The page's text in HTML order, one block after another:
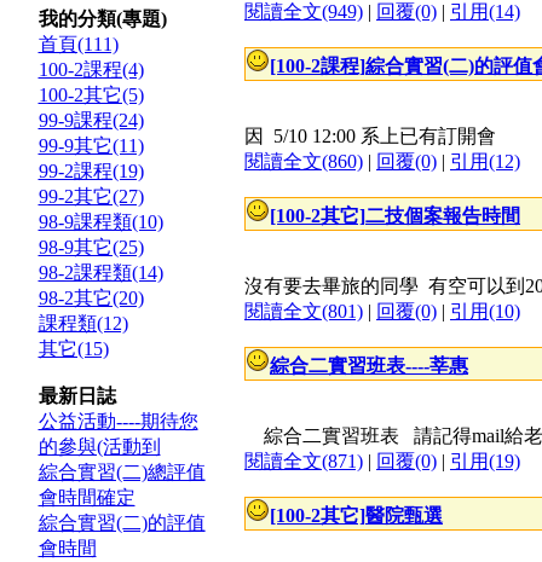
我的分類(專題)
首頁(111)
100-2課程(4)
100-2其它(5)
99-9課程(24)
99-9其它(11)
99-2課程(19)
99-2其它(27)
98-9課程類(10)
98-9其它(25)
98-2課程類(14)
98-2其它(20)
課程類(12)
其它(15)
最新日誌
公益活動----期待您
的參與(活動到
綜合實習(二)總評值
會時間確定
綜合實習(二)的評值
會時間
閱讀全文(949) | 回覆(0) | 引用(14)
[100-2課程]綜合實習(二)的評值
因 5/10 12:00 系上已有訂開會
閱讀全文(860) | 回覆(0) | 引用(12)
[100-2其它]二技個案報告時間
沒有要去畢旅的同學 有空可以到
閱讀全文(801) | 回覆(0) | 引用(10)
綜合二實習班表----莘惠
綜合二實習班表 請記得mail給
閱讀全文(871) | 回覆(0) | 引用(19)
[100-2其它]醫院甄選